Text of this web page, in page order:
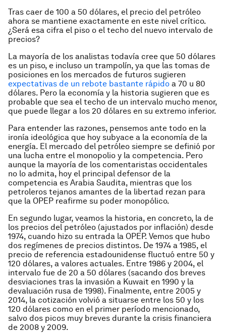
Tras caer de 100 a 50 dólares, el precio del petróleo
ahora se mantiene exactamente en este nivel crítico.
¿Será esa cifra el piso o el techo del nuevo intervalo de
precios?
La mayoría de los analistas todavía cree que 50 dólares
es un piso, e incluso un trampolín, ya que las tomas de
posiciones en los mercados de futuros sugieren
expectativas de un rebote bastante rápido a 70 u 80
dólares. Pero la economía y la historia sugieren que es
probable que sea el techo de un intervalo mucho menor,
que puede llegar a los 20 dólares en su extremo inferior.
Para entender las razones, pensemos ante todo en la
ironía ideológica que hoy subyace a la economía de la
energía. El mercado del petróleo siempre se definió por
una lucha entre el monopolio y la competencia. Pero
aunque la mayoría de los comentaristas occidentales
no lo admita, hoy el principal defensor de la
competencia es Arabia Saudita, mientras que los
petroleros tejanos amantes de la libertad rezan para
que la OPEP reafirme su poder monopólico.
En segundo lugar, veamos la historia, en concreto, la de
los precios del petróleo (ajustados por inflación) desde
1974, cuando hizo su entrada la OPEP. Vemos que hubo
dos regímenes de precios distintos. De 1974 a 1985, el
precio de referencia estadounidense fluctuó entre 50 y
120 dólares, a valores actuales. Entre 1986 y 2004, el
intervalo fue de 20 a 50 dólares (sacando dos breves
desviaciones tras la invasión a Kuwait en 1990 y la
devaluación rusa de 1998). Finalmente, entre 2005 y
2014, la cotización volvió a situarse entre los 50 y los
120 dólares como en el primer período mencionado,
salvo dos picos muy breves durante la crisis financiera
de 2008 y 2009.